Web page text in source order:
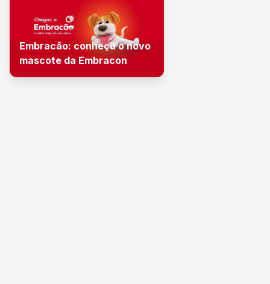
Embracão: conheça o novo
mascote da Embracon